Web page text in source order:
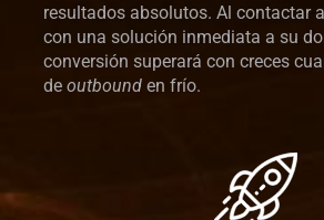
resultados absolutos. Al contactar
con una solución inmediata a su
conversión superará con creces
de outbound en frío.